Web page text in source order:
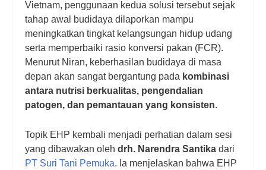
Vietnam, penggunaan kedua solusi tersebut sejak
tahap awal budidaya dilaporkan mampu
meningkatkan tingkat kelangsungan hidup udang
serta memperbaiki rasio konversi pakan (FCR).
Menurut Niran, keberhasilan budidaya di masa
depan akan sangat bergantung pada kombinasi
antara nutrisi berkualitas, pengendalian
patogen, dan pemantauan yang konsisten.
Topik EHP kembali menjadi perhatian dalam sesi
yang dibawakan olehdrh. Narendra Santika dari
PT Suri Tani Pemuka. Ia menjelaskan bahwa EHP